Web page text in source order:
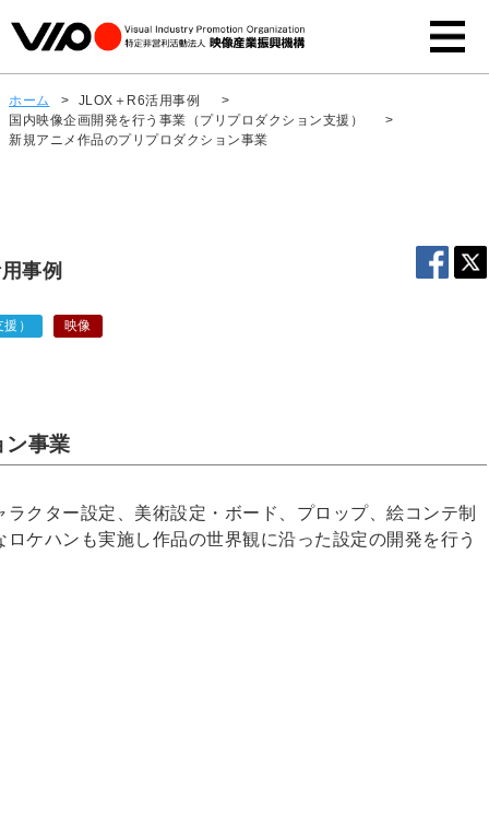
ホーム > JLOX＋R6活用事例
>
国内映像企画開発を行う事業（プリプロダクション支援）
>
新規アニメ作品のプリプロダクション事業
事例
） 映像
ン事業
クター設定、美術設定・ボード、プロップ、絵コンテ制
ケハンも実施し作品の世界観に沿った設定の開発を行う